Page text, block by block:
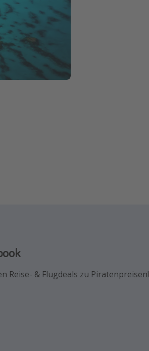
Reise- & Flugdeals zu Piratenpreisen!
die besten Reisehacks!